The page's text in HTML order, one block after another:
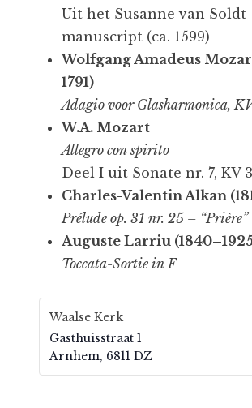
Uit het Susanne van Soldt-
manuscript (ca. 1599)
Wolfgang Amadeus
1791)
Adagio voor Glasharmonica,
W.A. Mozart
Allegro con spirito
Deel I uit Sonate nr. 7, KV
Charles-Valentin Alkan
Prélude op. 31 nr. 25 – “Prière”
Auguste Larriu
Toccata-Sortie in F
Waalse Kerk
Gasthuisstraat 1
Arnhem, 6811 DZ